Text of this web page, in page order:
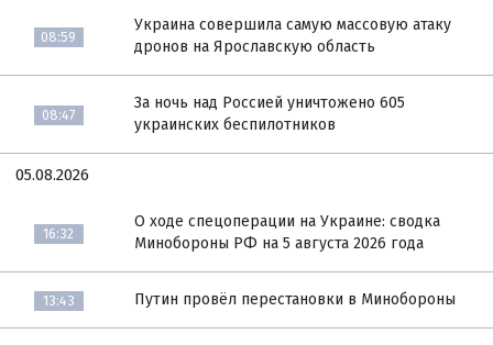
08:59
Украина совершила самую массовую атаку
дронов на Ярославскую область
08:47
За ночь над Россией уничтожено 605
украинских беспилотников
05.08.2026
16:32
О ходе спецоперации на Украине: сводка
Минобороны РФ на 5 августа 2026 года
13:43 Путин провёл перестановки в Минобороны